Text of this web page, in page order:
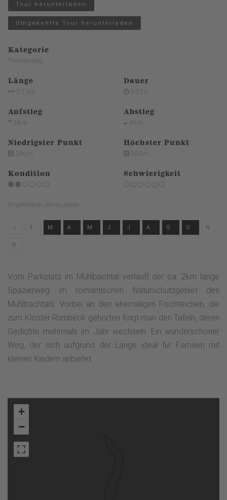
Tour herunterladen
Umgekehrte Tour herunterladen
Kategorie
Themenweg
Länge
2.1 km
Dauer
0:35 h
Aufstieg
38 m
Abstieg
45 m
Niedrigster Punkt
256 m
Höchster Punkt
304 m
Kondition Schwierigkeit
Empfohlene Jahreszeiten
J F M A M J J A S O N
D
Vom Parkplatz im Mühlbachtal verläuft der ca. 2km lange
Spazierweg im romantischen Naturschutzgebiet des
Mühlbachtals. Vorbei an den ehemaligen Fischteichen, die
zum Kloster Rumbeck gehörten folgt man den Tafeln, deren
Gedichte mehrmals im Jahr wechseln. Ein wunderschöner
Weg, der sich aufgrund der Länge ideal für Familien mit
kleinen Kindern anbietet.
+
−